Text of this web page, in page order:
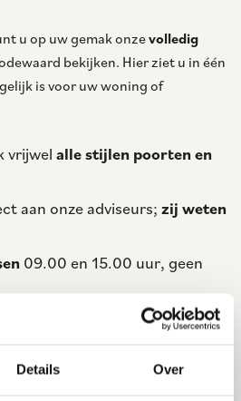
Details Over
u op uw gemak onzevolledig
bekijken. Hier ziet u in één
is voor uw woning of
vrijwel alle stijlen poorten en
aan onze adviseurs; zij weten
09.00 en 15.00 uur, geen
van onze adviseurs op een
is? Uiteraard kunt u dan wel
.